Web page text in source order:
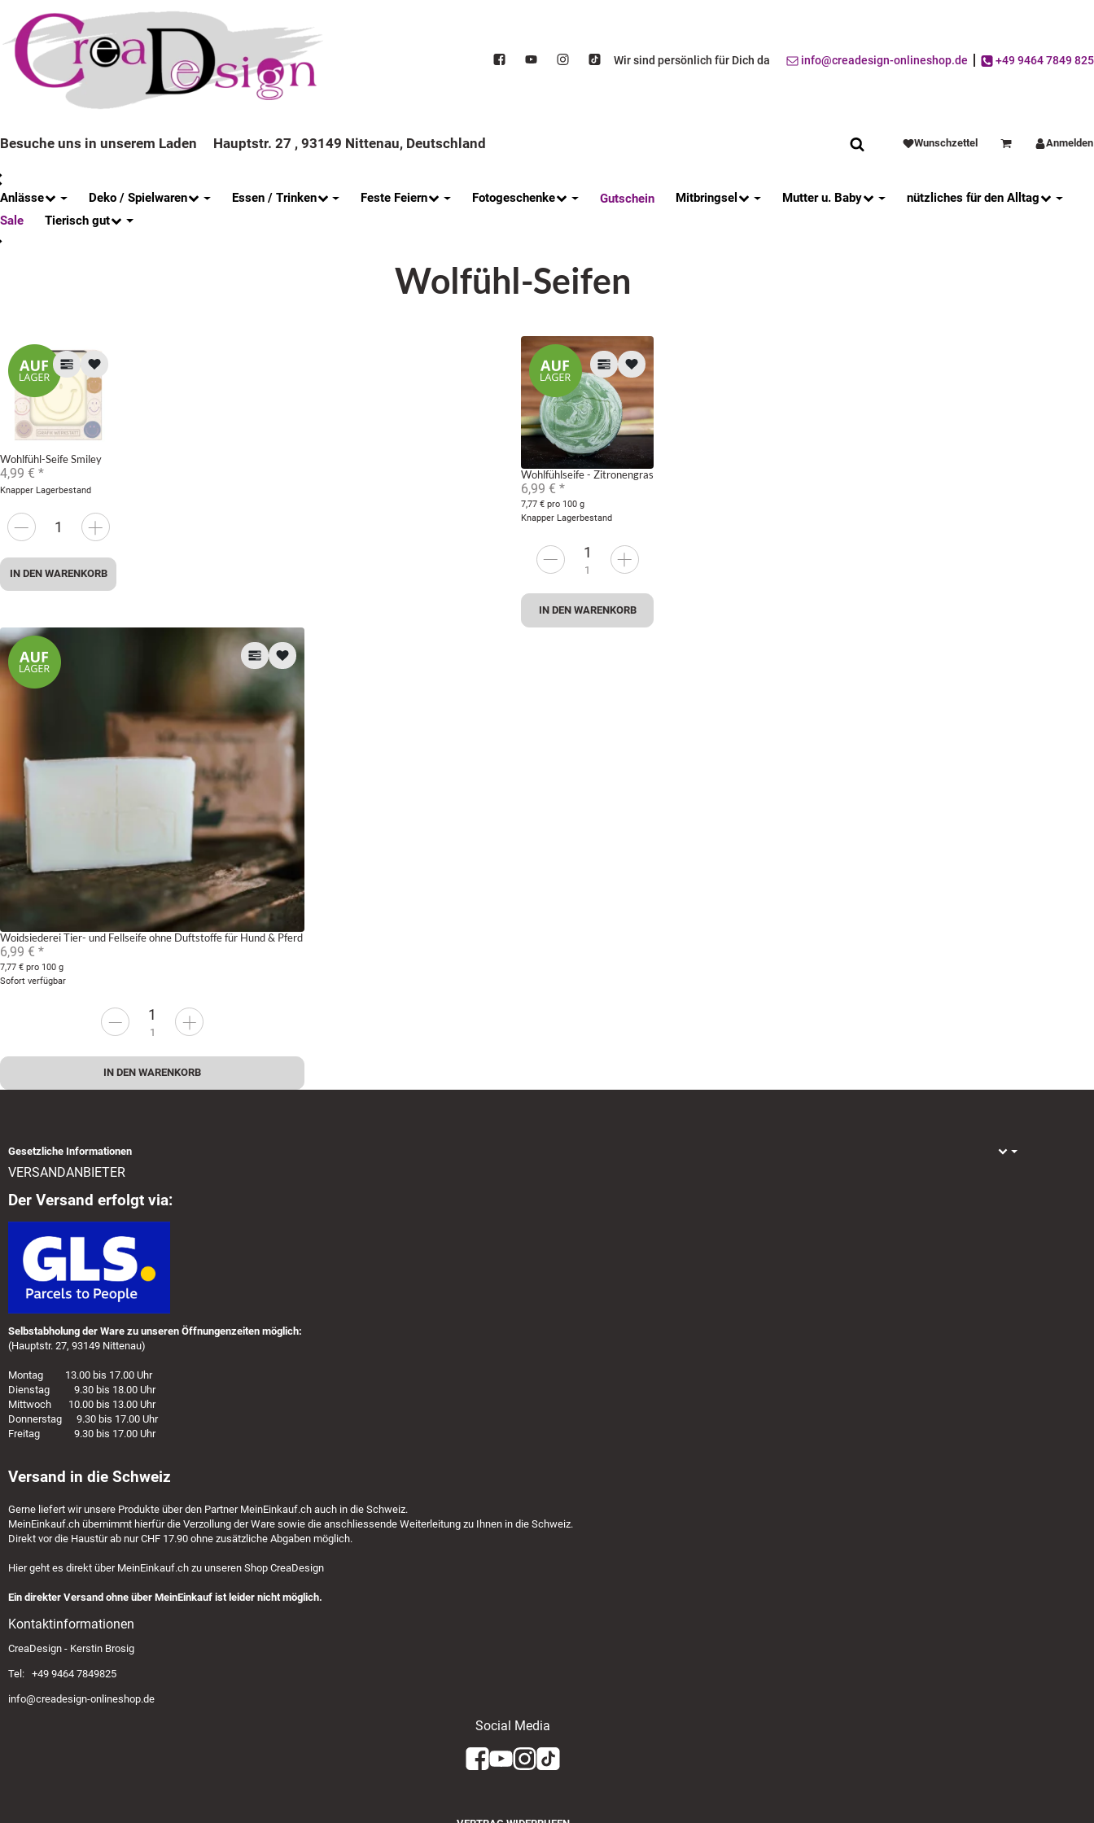
Wir sind persönlich für Dich da info@creadesign-onlineshop.de +49 9464 7849 825
Besuche uns in unserem Laden Hauptstr. 27 , 93149 Nittenau, Deutschland Wunschzettel WarenkorbAnmelden
Anlässe Deko / Spielwaren Essen / Trinken Feste Feiern Fotogeschenke Gutschein Mitbringsel Mutter u. Baby
nützliches für den Alltag
Sale
Tierisch gut
Wolfühl-Seifen
Wohlfühl-Seife Smiley
4,99 € *
Knapper Lagerbestand
IN DEN WARENKORB
Wohlfühlseife - Zitronengras
6,99 € *
7,77 € pro 100 g
Knapper Lagerbestand
1
IN DEN WARENKORB
Woidsiederei Tier- und Fellseife ohne Duftstoffe für Hund & Pferd
6,99 € *
7,77 € pro 100 g
Sofort verfügbar
1
IN DEN WARENKORB
Gesetzliche Informationen
VERSANDANBIETER
Der Versand erfolgt via:
Selbstabholung der Ware zu unseren Öffnungenzeiten möglich:
(Hauptstr. 27, 93149 Nittenau)
Montag 13.00 bis 17.00 Uhr
Dienstag 9.30 bis 18.00 Uhr
Mittwoch 10.00 bis 13.00 Uhr
Donnerstag 9.30 bis 17.00 Uhr
Freitag 9.30 bis 17.00 Uhr
Versand in die Schweiz
Gerne liefert wir unsere Produkte über den Partner MeinEinkauf.ch auch in die Schweiz.
MeinEinkauf.ch übernimmt hierfür die Verzollung der Ware sowie die anschliessende Weiterleitung zu Ihnen in die Schweiz.
Direkt vor die Haustür ab nur CHF 17.90 ohne zusätzliche Abgaben möglich.
Hier geht es direkt über MeinEinkauf.ch zu unseren Shop CreaDesign
Ein direkter Versand ohne über MeinEinkauf ist leider nicht möglich.
Kontaktinformationen
CreaDesign - Kerstin Brosig
Tel: +49 9464 7849825
info@creadesign-onlineshop.de
Social Media